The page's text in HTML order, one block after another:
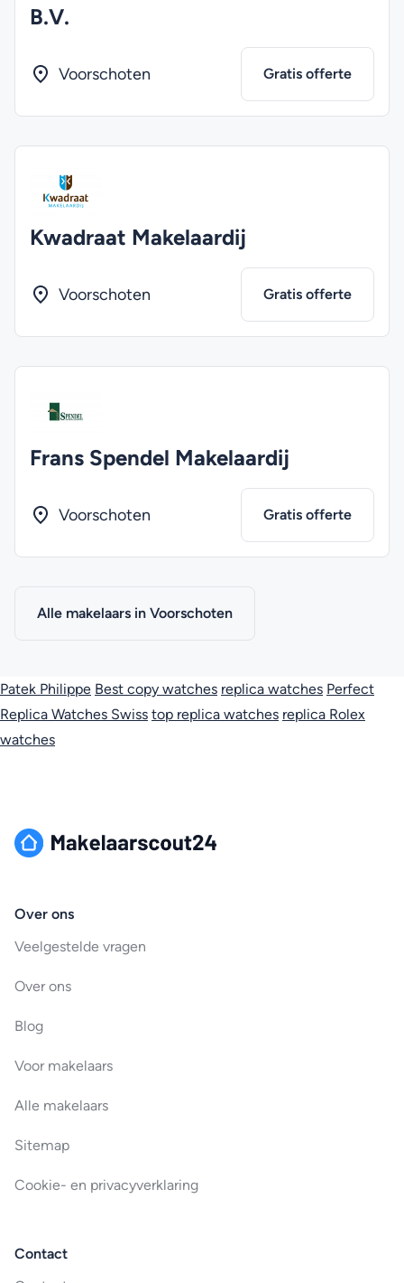
B.V.
Voorschoten Gratis offerte
Kwadraat Makelaardij
Voorschoten Gratis offerte
Frans Spendel Makelaardij
Voorschoten Gratis offerte
Alle makelaars in Voorschoten
Patek Philippe Best copy watches replica watches Perfect
Replica Watches Swiss top replica watches replica Rolex
watches
Over ons
Veelgestelde vragen
Over ons
Blog
Voor makelaars
Alle makelaars
Sitemap
Cookie- en privacyverklaring
Contact